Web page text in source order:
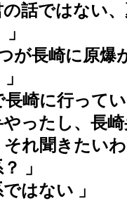
の話ではない
つが長崎に原
長崎に行って
やったし、長
それ聞きたいわ
」
ではない 」